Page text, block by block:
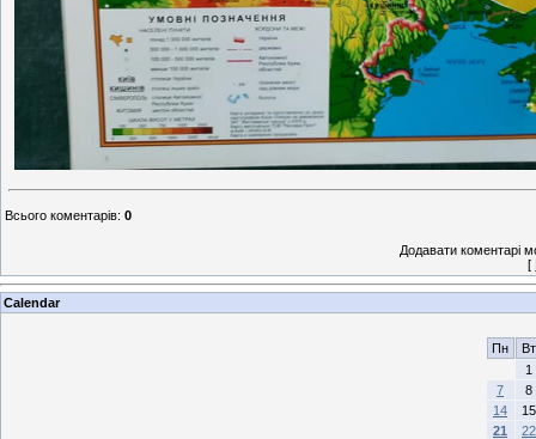
Всього коментарів: 0
Додавати коментарі
[
Calendar
Пн
Вт
1
7
8
14
15
21
22